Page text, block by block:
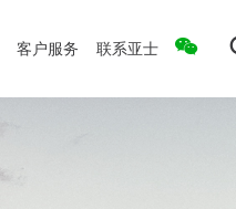
客户服务 联系亚士